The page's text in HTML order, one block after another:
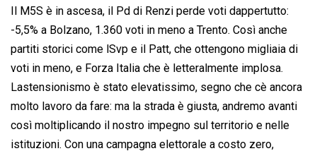
Il M5S è in ascesa, il Pd di Renzi perde voti dappertutto:
-5,5% a Bolzano, 1.360 voti in meno a Trento. Così anche
partiti storici come lSvp e il Patt, che ottengono migliaia di
voti in meno, e Forza Italia che è letteralmente implosa.
Lastensionismo è stato elevatissimo, segno che cè ancora
molto lavoro da fare: ma la strada è giusta, andremo avanti
così moltiplicando il nostro impegno sul territorio e nelle
istituzioni. Con una campagna elettorale a costo zero,